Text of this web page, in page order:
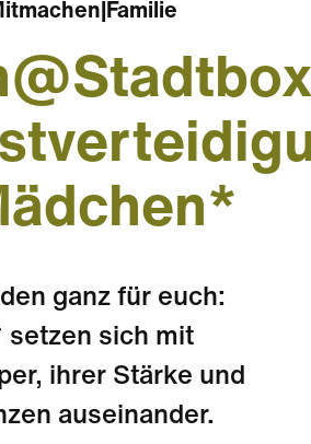
Familie
ganz für euch:
setzen sich mit
ihrer Stärke und
auseinander.